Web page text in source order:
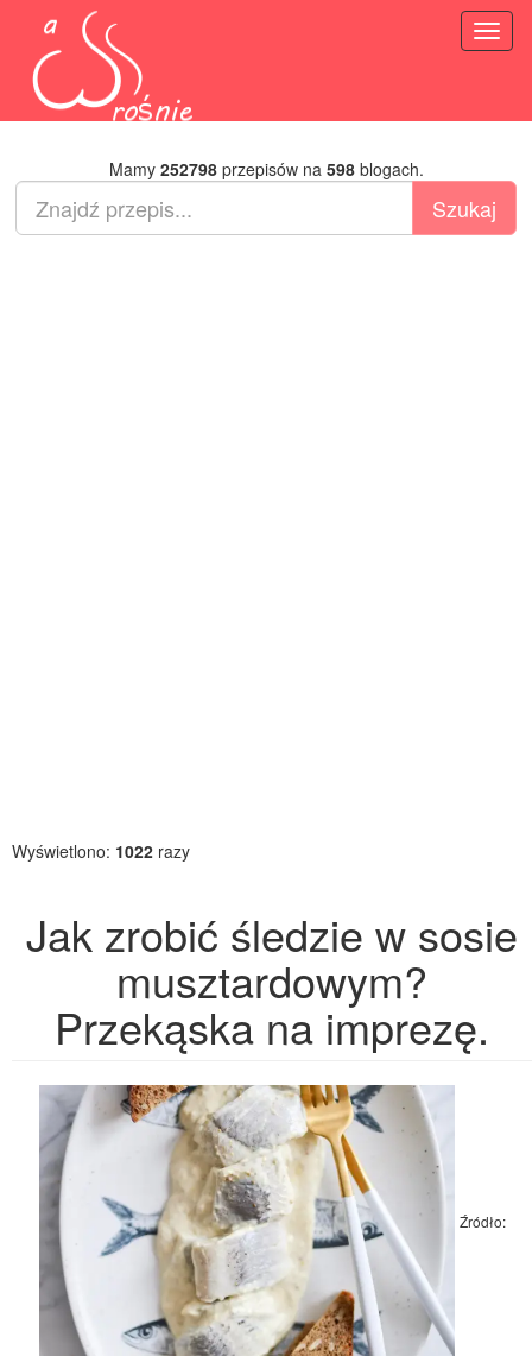
Mamy 252798przepisów na 598blogach.
Wyświetlono: 1022 razy
Jak zrobić śledzie w sosie
musztardowym?
Przekąska na imprezę.
Źródło: